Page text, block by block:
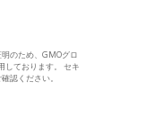
のため、GMOグロ
しております。 セキ
認ください。